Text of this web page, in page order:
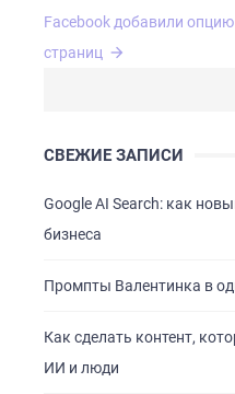
Навигация
по
Facebook добавили
страниц
СВЕЖИЕ ЗАПИСИ
Google AI Search: как
бизнеса
Промпты Валентинка в
Как сделать контент,
ИИ и люди